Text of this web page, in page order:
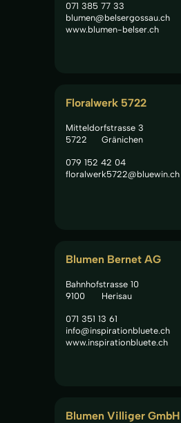
071 385 77 33
blumen@belsergossau.ch
www.blumen-belser.ch
Floralwerk 5722
Mitteldorfstrasse 3
5722
Gränichen
079 152 42 04
floralwerk5722@bluewin.ch
Blumen Bernet AG
Bahnhofstrasse 10
9100
Herisau
071 351 13 61
info@inspirationbluete.ch
www.inspirationbluete.ch
Blumen Villiger GmbH